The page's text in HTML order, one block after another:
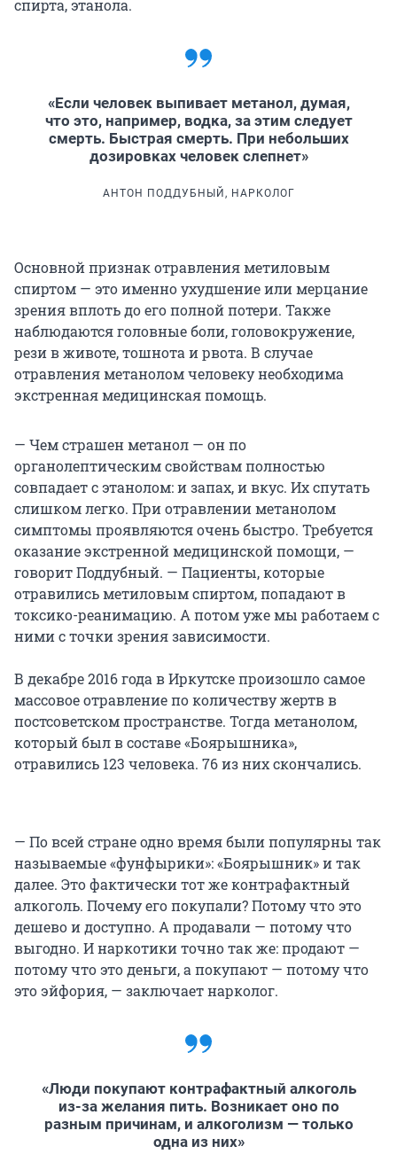
спирта, этанола.
«Если человек выпивает метанол, думая,
что это, например, водка, за этим следует
смерть. Быстрая смерть. При небольших
дозировках человек слепнет»
АНТОН ПОДДУБНЫЙ, НАРКОЛОГ
Основной признак отравления метиловым
спиртом — это именно ухудшение или мерцание
зрения вплоть до его полной потери. Также
наблюдаются головные боли, головокружение,
рези в животе, тошнота и рвота. В случае
отравления метанолом человеку необходима
экстренная медицинская помощь.
— Чем страшен метанол — он по
органолептическим свойствам полностью
совпадает с этанолом: и запах, и вкус. Их спутать
слишком легко. При отравлении метанолом
симптомы проявляются очень быстро. Требуется
оказание экстренной медицинской помощи, —
говорит Поддубный. — Пациенты, которые
отравились метиловым спиртом, попадают в
токсико-реанимацию. А потом уже мы работаем с
ними с точки зрения зависимости.
В декабре 2016 года в Иркутске произошло самое
массовое отравление по количеству жертв в
постсоветском пространстве. Тогда метанолом,
который был в составе «Боярышника»,
отравились 123 человека. 76 из них скончались.
— По всей стране одно время были популярны так
называемые «фунфырики»: «Боярышник» и так
далее. Это фактически тот же контрафактный
алкоголь. Почему его покупали? Потому что это
дешево и доступно. А продавали — потому что
выгодно. И наркотики точно так же: продают —
потому что это деньги, а покупают — потому что
это эйфория, — заключает нарколог.
«Люди покупают контрафактный алкоголь
из-за желания пить. Возникает оно по
разным причинам, и алкоголизм — только
одна из них»